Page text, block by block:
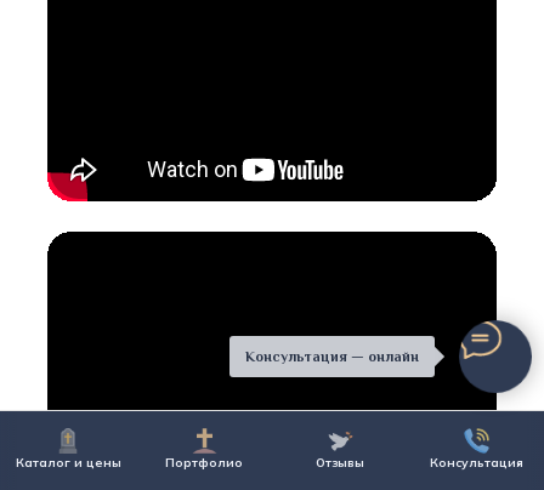
Каталог и цены Портфолио Отзывы Консультация
Консультация — онлайн